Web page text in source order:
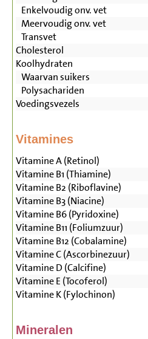
Enkelvoudig onv. vet
Meervoudig onv. vet
Transvet
Cholesterol
Koolhydraten
Waarvan suikers
Polysachariden
Voedingsvezels
Vitamines
Vitamine A (Retinol)
Vitamine B1 (Thiamine)
Vitamine B2 (Riboflavine)
Vitamine B3 (Niacine)
Vitamine B6 (Pyridoxine)
Vitamine B11 (Foliumzuur)
Vitamine B12 (Cobalamine)
Vitamine C (Ascorbinezuur)
Vitamine D (Calcifine)
Vitamine E (Tocoferol)
Vitamine K (Fylochinon)
Mineralen